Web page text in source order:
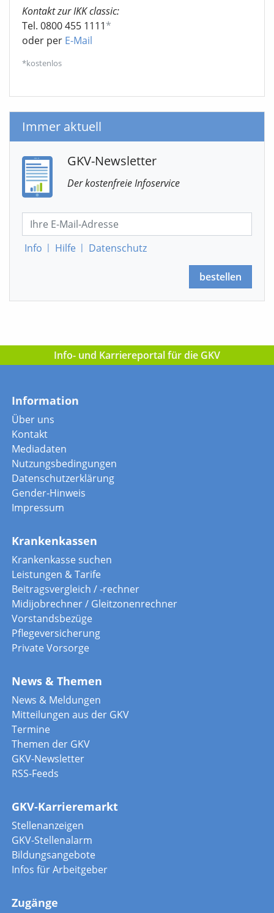
Kontakt zur IKK classic:
Tel. 0800 455 1111*
oder per E-Mail
*kostenlos
Immer aktuell
GKV-Newsletter
Der kostenfreie Infoservice
Info | Hilfe | Datenschutz
bestellen
Info- und Karriereportal für die GKV
Information
Über uns
Kontakt
Mediadaten
Nutzungsbedingungen
Datenschutzerklärung
Gender-Hinweis
Impressum
Krankenkassen
Krankenkasse suchen
Leistungen & Tarife
Beitragsvergleich / -rechner
Midijobrechner / Gleitzonenrechner
Vorstandsbezüge
Pflegeversicherung
Private Vorsorge
News & Themen
News & Meldungen
Mitteilungen aus der GKV
Termine
Themen der GKV
GKV-Newsletter
RSS-Feeds
GKV-Karrieremarkt
Stellenanzeigen
GKV-Stellenalarm
Bildungsangebote
Infos für Arbeitgeber
Zugänge